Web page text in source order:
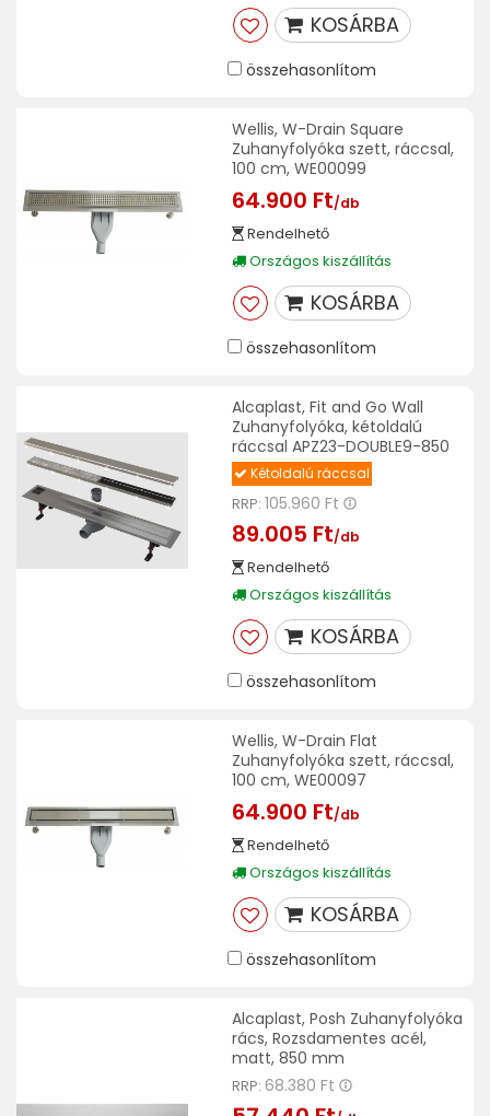
KOSÁRBA
összehasonlítom
Wellis, W-Drain Square
Zuhanyfolyóka szett, ráccsal,
100 cm, WE00099
64.900 Ft/db
Rendelhető
Országos kiszállítás
KOSÁRBA
összehasonlítom
Alcaplast, Fit and Go Wall
Zuhanyfolyóka, kétoldalú
ráccsal APZ23-DOUBLE9-850
Kétoldalú ráccsal
RRP: 105.960 Ft
89.005 Ft/db
Rendelhető
Országos kiszállítás
KOSÁRBA
összehasonlítom
Wellis, W-Drain Flat
Zuhanyfolyóka szett, ráccsal,
100 cm, WE00097
64.900 Ft/db
Rendelhető
Országos kiszállítás
KOSÁRBA
összehasonlítom
Alcaplast, Posh Zuhanyfolyóka
rács, Rozsdamentes acél,
matt, 850 mm
RRP: 68.380 Ft